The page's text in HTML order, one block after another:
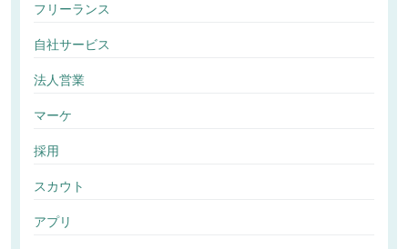
フリーランス
自社サービス
法人営業
マーケ
採用
スカウト
アプリ